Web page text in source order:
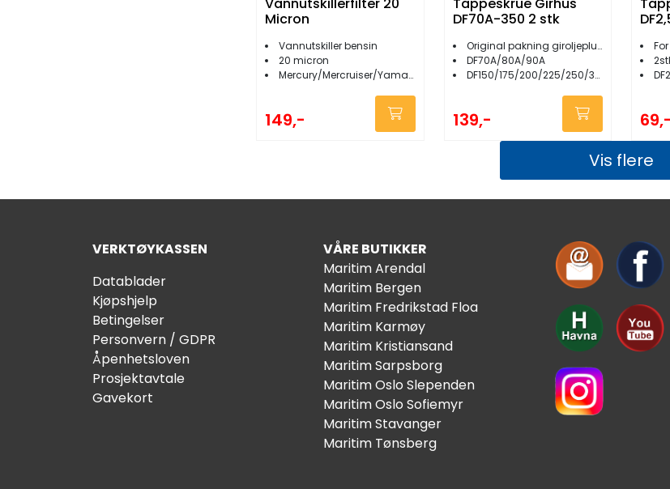
Micron
Vannutskiller bensin
20 micron
Mercury/Mercruiser/Yamaha/Suzuki
149,-
DF70A-350 2 stk
Original pakning giroljeplugg 2stk
DF70A/80A/90A
DF150/175/200/225/250/300/350A
139,- 69,-
Vis flere
VERKTØYKASSEN
Datablader
Kjøpshjelp
Betingelser
Personvern / GDPR
Åpenhetsloven
Prosjektavtale
Gavekort
VÅRE BUTIKKER
Maritim Arendal
Maritim Bergen
Maritim Fredrikstad Floa
Maritim Karmøy
Maritim Kristiansand
Maritim Sarpsborg
Maritim Oslo Slependen
Maritim Oslo Sofiemyr
Maritim Stavanger
Maritim Tønsberg